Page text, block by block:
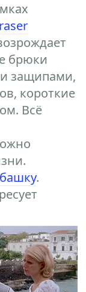
брюки
защипами,
короткие
Всё
.